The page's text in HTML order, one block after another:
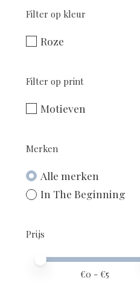
Filter op kleur
Roze
Filter op print
Motieven
Merken
Alle merken
In The Beginning
Prijs
Minimale prijswaarde
Price maximum value
€0 - €5